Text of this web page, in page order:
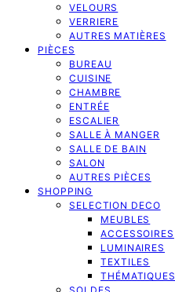
VELOURS
VERRIERE
AUTRES MATIÈRES
PIÈCES
BUREAU
CUISINE
CHAMBRE
ENTRÉE
ESCALIER
SALLE À MANGER
SALLE DE BAIN
SALON
AUTRES PIÈCES
SHOPPING
SELECTION DECO
MEUBLES
ACCESSOIRES
LUMINAIRES
TEXTILES
THÉMATIQUES